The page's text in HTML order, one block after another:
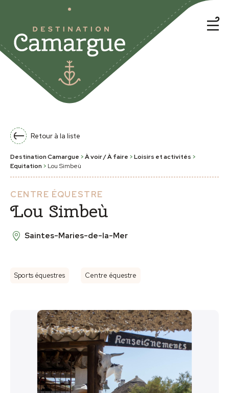
Retour à la liste
Destination Camargue >À voir / À faire >Loisirs et activités >
Equitation > Lou Simbeù
CENTRE ÉQUESTRE
Lou Simbeù
Saintes-Maries-de-la-Mer
Sports équestres Centre équestre